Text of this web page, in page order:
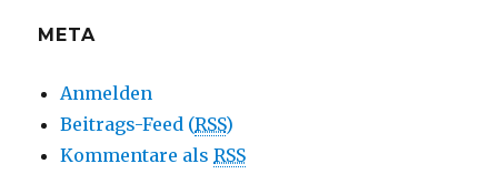
META
Anmelden
Beitrags-Feed (RSS)
Kommentare alsRSS